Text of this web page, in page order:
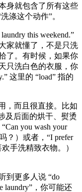
身就包含了所有这些
涤这个动作”。
this weekend.”
家就懂了，不是只洗
了。有时候，如果你
只洗白色的衣服，你
这里的 “load” 指的
，而且很直接。比如
及后面的烘干、熨烫
you wash your
？）或者，“I prefer
欢手洗精致衣物。）
到更多人说 “do
laundry”，你可能还